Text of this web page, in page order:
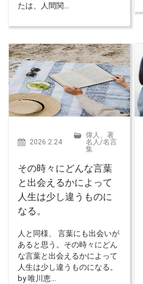
たは、人間関…
2026.2.24
偉人、著
名人/名言
集
その時々にどんな言葉
と出会えるかによって
人生は少し違うものに
なる。
人と同様、 言葉にも出会いが
あると思う。その時々にどん
な言葉と出会えるかによって
人生は少し違うものになる。
by 唯川恵…